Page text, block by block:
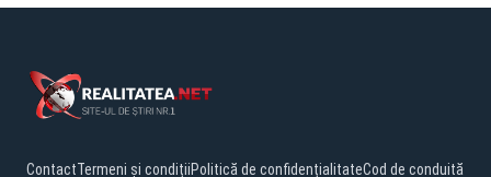
ContactTermeni și condițiiPolitică de confidențialitateCod de conduită